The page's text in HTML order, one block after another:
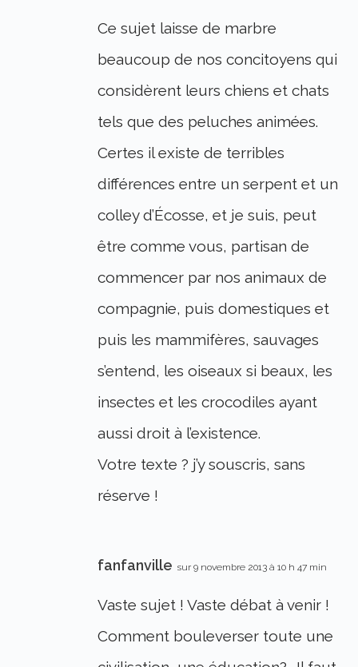
Ce sujet laisse de marbre
beaucoup de nos concitoyens qui
considèrent leurs chiens et chats
tels que des peluches animées.
Certes il existe de terribles
différences entre un serpent et un
colley d’Écosse, et je suis, peut
être comme vous, partisan de
commencer par nos animaux de
compagnie, puis domestiques et
puis les mammifères, sauvages
s’entend, les oiseaux si beaux, les
insectes et les crocodiles ayant
aussi droit à l’existence.
Votre texte ? j’y souscris, sans
réserve !
fanfanville sur 9 novembre 2013 à 10 h 47 min
Vaste sujet ! Vaste débat à venir !
Comment bouleverser toute une